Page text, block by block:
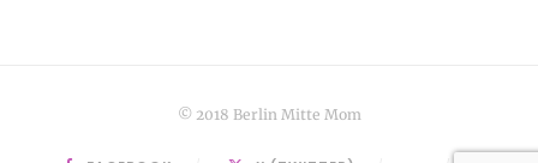
© 2018 Berlin Mitte Mom